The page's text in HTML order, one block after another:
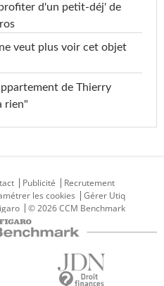
d'un petit-déj' de
veut plus voir cet objet
de Thierry
rien"
Publicité
Recrutement
les cookies
Gérer Utiq
© 2026 CCM Benchmark